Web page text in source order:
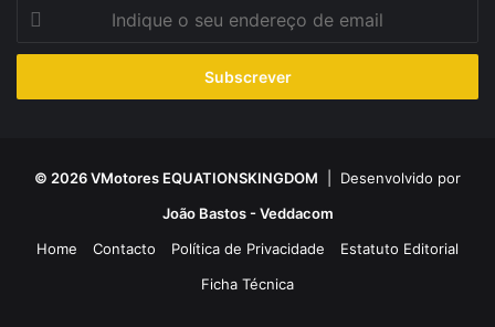
seu
de
© 2026 VMotores EQUATIONSKINGDOM | Desenvolvido por
João Bastos - Veddacom
Home
Contacto Política de Privacidade
Estatuto Editorial
Ficha Técnica